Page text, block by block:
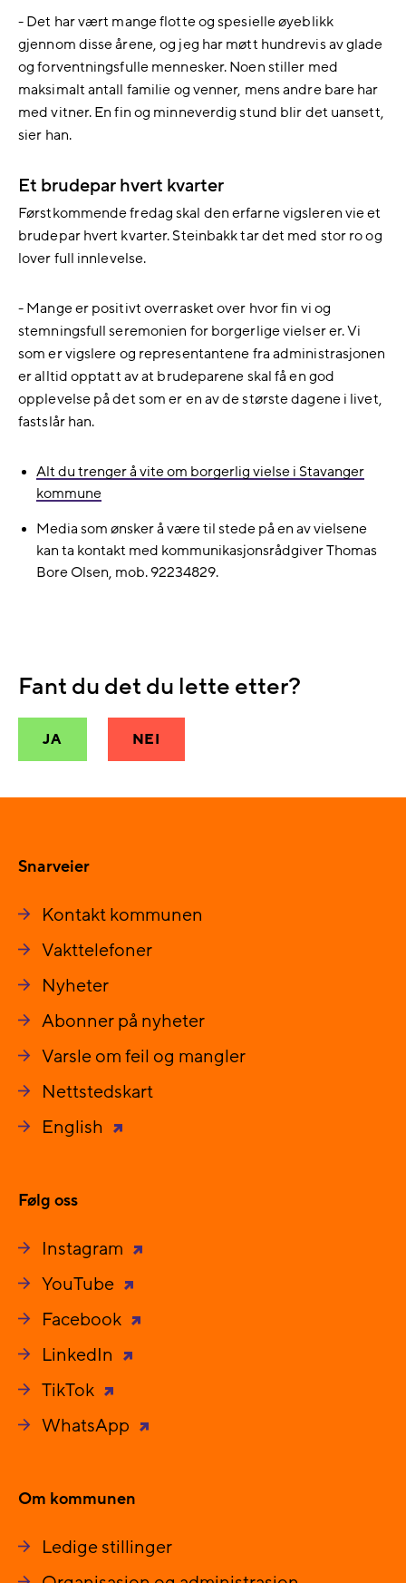
- Det har vært mange flotte og spesielle øyeblikk
gjennom disse årene, og jeg har møtt hundrevis av glade
og forventningsfulle mennesker. Noen stiller med
maksimalt antall familie og venner, mens andre bare har
med vitner. En fin og minneverdig stund blir det uansett,
sier han.
Et brudepar hvert kvarter
Førstkommende fredag skal den erfarne vigsleren vie et
brudepar hvert kvarter. Steinbakk tar det med stor ro og
lover full innlevelse.
- Mange er positivt overrasket over hvor fin vi og
stemningsfull seremonien for borgerlige vielser er. Vi
som er vigslere og representantene fra administrasjonen
er alltid opptatt av at brudeparene skal få en god
opplevelse på det som er en av de største dagene i livet,
fastslår han.
Alt du trenger å vite om borgerlig vielse i Stavanger
kommune
Media som ønsker å være til stede på en av vielsene
kan ta kontakt med kommunikasjonsrådgiver Thomas
Bore Olsen, mob. 92234829.
Fant du det du lette etter?
JA NEI
Snarveier
Kontakt kommunen
Vakttelefoner
Nyheter
Abonner på nyheter
Varsle om feil og mangler
Nettstedskart
English
Følg oss
Instagram
YouTube
Facebook
LinkedIn
TikTok
WhatsApp
Om kommunen
Ledige stillinger